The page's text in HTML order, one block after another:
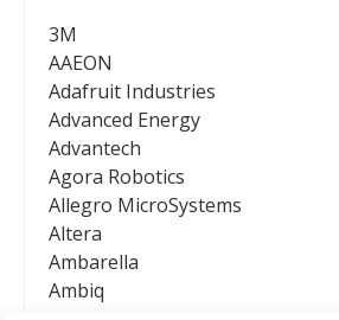
3M
AAEON
Adafruit Industries
Advanced Energy
Advantech
Agora Robotics
Allegro MicroSystems
Altera
Ambarella
Ambiq